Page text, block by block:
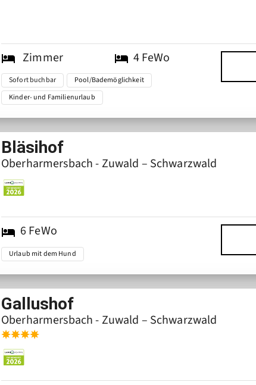
Zimmer 4FeWo
Sofort buchbar
Pool/Bademöglichkeit
Kinder- und Familienurlaub
Bläsihof
Oberharmersbach - Zuwald – Schwarzwald
6 FeWo
Urlaub mit dem Hund
Gallushof
Oberharmersbach - Zuwald – Schwarzwald